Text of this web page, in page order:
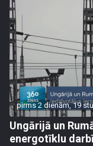
pirms 2 dienām, 19
Ungārijā un
energotīklu